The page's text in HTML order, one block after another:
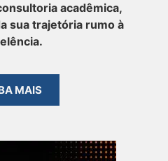
acadêmica,
sua trajetória rumo à
MAIS